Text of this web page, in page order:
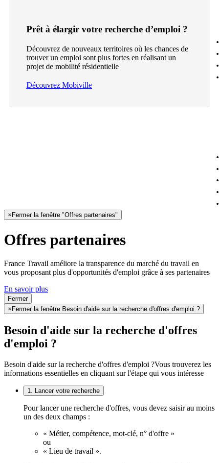
Prêt à élargir votre recherche d’emploi ?
Découvrez de nouveaux territoires où les chances de
trouver un emploi sont plus fortes en réalisant un
projet de mobilité résidentielle
Découvrez Mobiville
× Fermer la fenêtre "Offres partenaires"
Offres partenaires
France Travail améliore la transparence du marché du travail en
vous proposant plus d'opportunités d'emploi grâce à ses partenaires
En savoir plus
Fermer
× Fermer la fenêtre Besoin d'aide sur la recherche d'offres d'emploi ?
Besoin d'aide sur la recherche d'offres
d'emploi ?
Besoin d'aide sur la recherche d'offres d'emploi ?Vous trouverez les
informations essentielles en cliquant sur l'étape qui vous intéresse
1. Lancer votre recherche
Pour lancer une recherche d'offres, vous devez saisir au moins
un des deux champs :
« Métier, compétence, mot-clé, n° d'offre »
ou
« Lieu de travail ».